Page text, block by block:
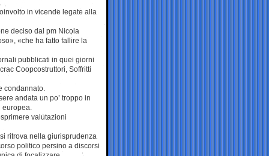
in vicende legate alla
deciso dal pm Nicola
«che ha fatto fallire la
pubblicati in quei giorni
Coopcostruttori, Soffritti
condannato.
andata un po’ troppo in
europea.
valutazioni
ritrova nella giurisprudenza
politico persino a discorsi